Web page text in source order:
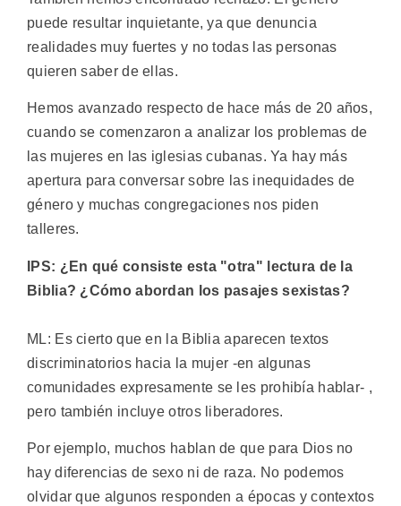
puede resultar inquietante, ya que denuncia
realidades muy fuertes y no todas las personas
quieren saber de ellas.
Hemos avanzado respecto de hace más de 20 años,
cuando se comenzaron a analizar los problemas de
las mujeres en las iglesias cubanas. Ya hay más
apertura para conversar sobre las inequidades de
género y muchas congregaciones nos piden
talleres.
IPS: ¿En qué consiste esta "otra" lectura de la
Biblia? ¿Cómo abordan los pasajes sexistas?
ML: Es cierto que en la Biblia aparecen textos
discriminatorios hacia la mujer -en algunas
comunidades expresamente se les prohibía hablar- ,
pero también incluye otros liberadores.
Por ejemplo, muchos hablan de que para Dios no
hay diferencias de sexo ni de raza. No podemos
olvidar que algunos responden a épocas y contextos